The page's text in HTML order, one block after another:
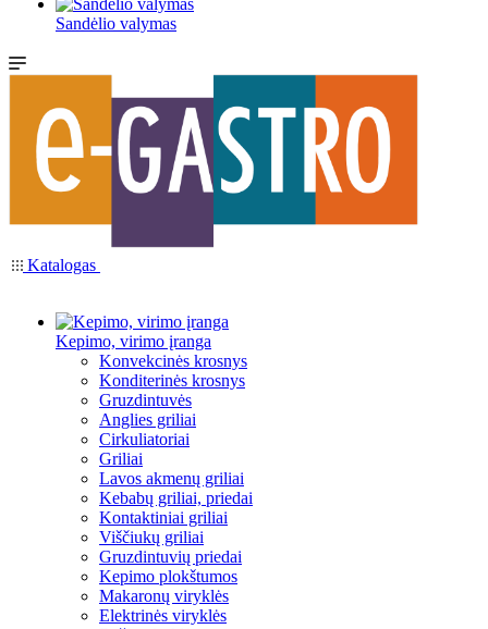
Sandėlio valymas
Katalogas
Kepimo, virimo įranga
Konvekcinės krosnys
Konditerinės krosnys
Gruzdintuvės
Anglies griliai
Cirkuliatoriai
Griliai
Lavos akmenų griliai
Kebabų griliai, priedai
Kontaktiniai griliai
Viščiukų griliai
Gruzdintuvių priedai
Kepimo plokštumos
Makaronų viryklės
Elektrinės viryklės